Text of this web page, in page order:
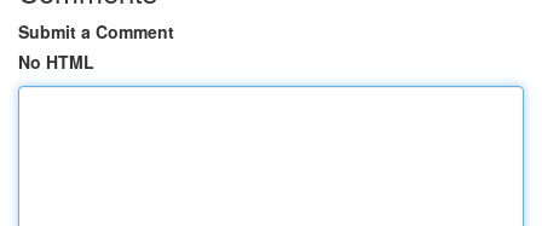
Submit a Comment
No HTML